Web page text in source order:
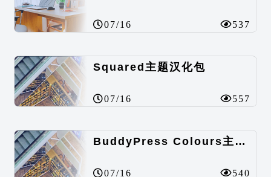
07/16 537
Squared主题汉化包
07/16 557
BuddyPress Colours主题汉化包
07/16 540